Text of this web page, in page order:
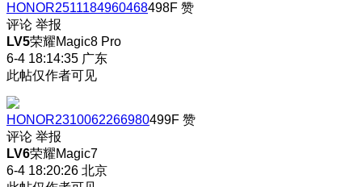
HONOR2511184960468498F 赞
评论 举报
LV5荣耀Magic8 Pro
6-4 18:14:35 广东
此帖仅作者可见
HONOR2310062266980499F 赞
评论 举报
LV6荣耀Magic7
6-4 18:20:26 北京